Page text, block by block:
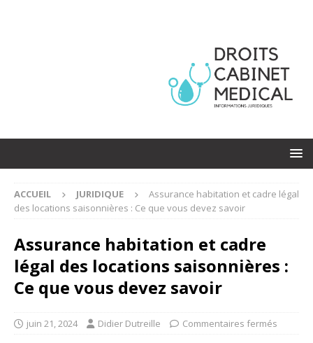
ACCUEIL JURIDIQUE
Assurance habitation et cadre légal
des locations saisonnières : Ce que vous devez savoir
Assurance habitation et cadre
légal des locations saisonnières :
Ce que vous devez savoir
juin 21, 2024 Didier Dutreille Commentaires fermés